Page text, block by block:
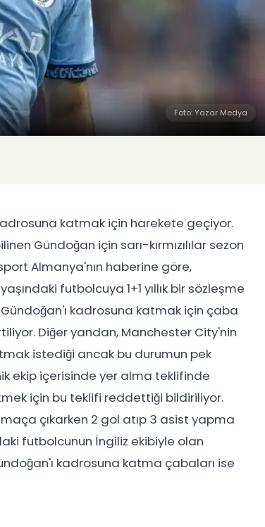
Foto: Yazar Medya
katmak için harekete geçiyor.
Gündoğan için sarı-kırmızılılar sezon
Almanya'nın haberine göre,
futbolcuya 1+1 yıllık bir sözleşme
kadrosuna katmak için çaba
Diğer yandan, Manchester City'nin
istediği ancak bu durumun pek
ekip içerisinde yer alma teklifinde
için bu teklifi reddettiği bildiriliyor.
çıkarken 2 gol atıp 3 asist yapma
futbolcunun İngiliz ekibiyle olan
kadrosuna katma çabaları ise